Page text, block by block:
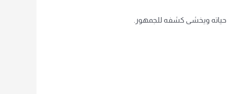
حياته ويخشى كشفه للجمهور.